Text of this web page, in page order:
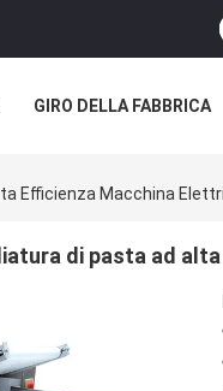
GIRO DELLA FABBRICA
Efficienza Macchina
di pasta ad